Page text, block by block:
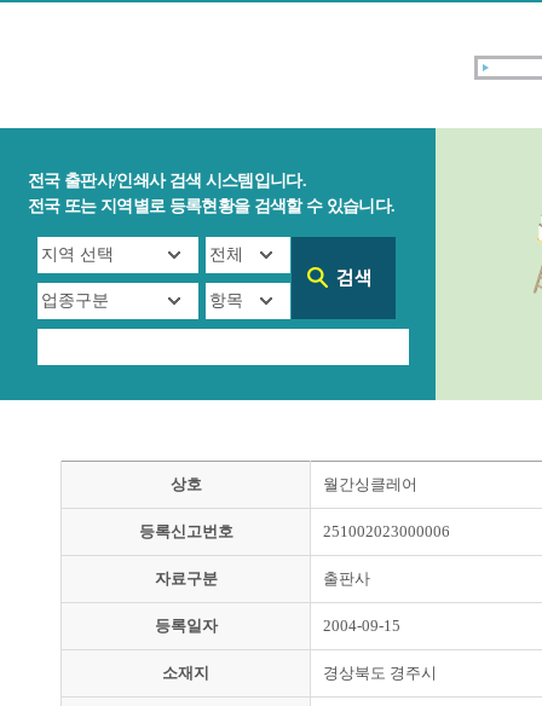
전국 출판사/인쇄사 검색 시스템입니다.
전국 또는 지역별로 등록현황을 검색할 수 있습니다.
상호 월간싱클레어
등록신고번호 251002023000006
자료구분 출판사
등록일자 2004-09-15
소재지 경상북도 경주시